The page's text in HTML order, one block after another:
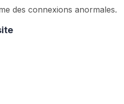
des connexions anormales.